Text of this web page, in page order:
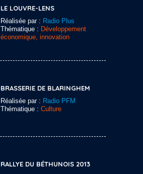
LE LOUVRE-LENS
Réalisée par : Radio Plus
Thématique : Développement
économique, innovation
BRASSERIE DE BLARINGHEM
Réalisée par : Radio PFM
Thématique : Culture
RALLYE DU BÉTHUNOIS 2013